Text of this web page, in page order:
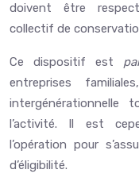
doivent être
collectif de
Ce dispositif est
entreprises
intergénérationnelle
l’activité. Il est
l’opération pour
d’éligibilité.